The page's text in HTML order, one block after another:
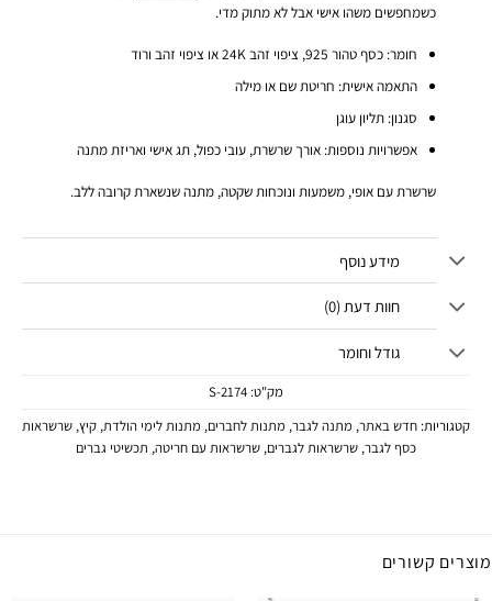
כשמחפשים משהו אישי אבל לא מתוק מדי.
חומר: כסף טהור 925, ציפוי זהב 24K או ציפוי זהב ורוד
התאמה אישית: חריטת שם או מילה
סגנון: תליון עוגן
אפשרויות נוספות: אורך שרשרת, עובי כפול, תג אישי ואריזת מתנה
שרשרת עם אופי, משמעות ונוכחות שקטה, מתנה שנשארת קרובה ללב.
מידע נוסף
חוות דעת (0)
גודל וחומר
מק"ט: 2174-S
קטגוריות: חדש באתר, מתנה לגבר, מתנות לחברים, מתנות לימי הולדת, קיץ, שרשראות
כסף לגבר, שרשראות לגברים, שרשראות עם חריטה, תכשיטי גברים
מוצרים קשורים